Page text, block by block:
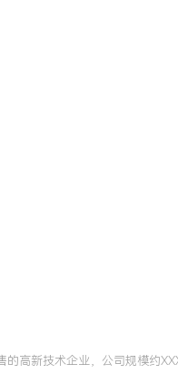
的高新技术企业，公司规模约